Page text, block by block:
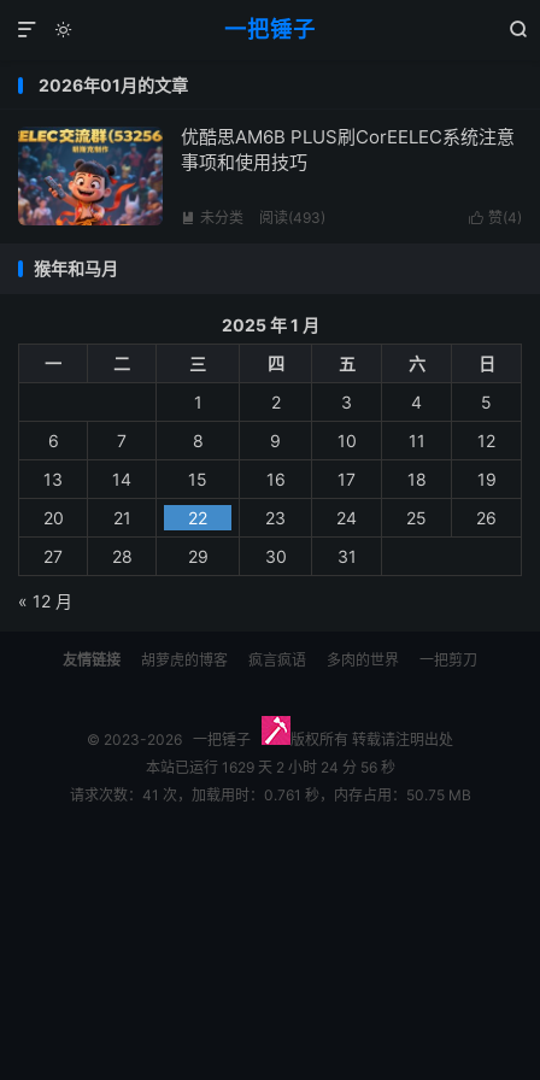
一把锤子 


2026年01月的文章
优酷思AM6B PLUS刷CorEELEC系统注意
事项和使用技巧
 赞(4)
 未分类 阅读(493)
猴年和马月
2025 年 1 月
一
二 三 四 五 六
日
1
2 3 4
5
6
7 8 9 10 11
12
13
14 15 16 17 18
19
20
21 22 23 24 25
26
27
28 29 30 31
« 12 月
友情链接 胡萝虎的博客 疯言疯语 多肉的世界 一把剪刀
© 2023-2026 一把锤子
版权所有 转载请注明出处
本站已运行 1629 天 2 小时 24 分 56 秒
请求次数：41 次，加载用时：0.761 秒，内存占用：50.75 MB